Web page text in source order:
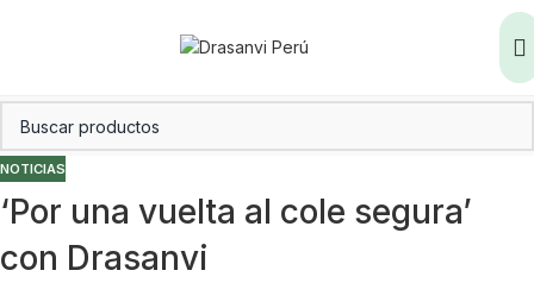
NOTICIAS
‘Por una vuelta al cole segura’
con Drasanvi